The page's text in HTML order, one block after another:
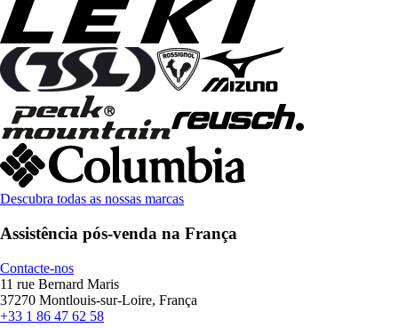
Descubra todas as nossas marcas
Assistência pós-venda na França
Contacte-nos
11 rue Bernard Maris
37270 Montlouis-sur-Loire, França
+33 1 86 47 62 58